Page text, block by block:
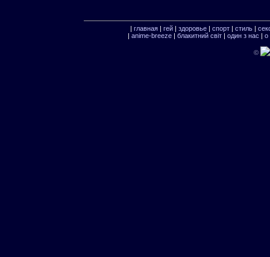
| главная| гей| здоровье| спорт| стиль|
| anime-breeze| блакитний свiт| один з нас | о
©